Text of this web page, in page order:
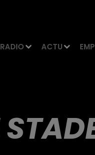
RADIO ACTU